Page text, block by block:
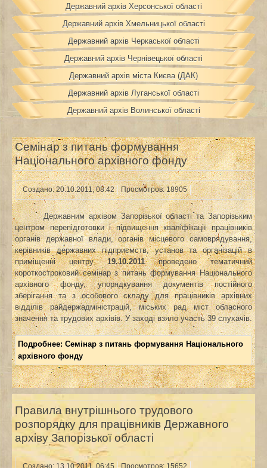
Державний архів Херсонської області
Державний архів Хмельницької області
Державний архів Черкаської області
Державний архів Чернівецької області
Державний архів міста Києва (ДАК)
Державний архів Луганської області
Державний архів Волинської області
Cемінар з питань формування
Національного архівного фонду
Создано: 20.10.2011, 08:42 Просмотров: 18905
Державним архівом Запорізької області та Запорізьким
центром перепідготовки і підвищення кваліфікації працівників
органів державної влади, органів місцевого самоврядування,
керівників державних підприємств, установ та організацій в
приміщенні центру19.10.2011проведено тематичний
короткостроковий семінар з питань формування Національного
архівного фонду, упорядкування документів постійного
зберігання та з особового складу для працівників архівних
відділів райдержадміністрацій, міських рад міст обласного
значення та трудових архівів. У заході взяло участь 39 слухачів.
Подробнее: Cемінар з питань формування Національного
архівного фонду
Правила внутрішнього трудового
розпорядку для працівників Державного
архіву Запорізької області
Создано: 13.10.2011, 06:45 Просмотров: 15652